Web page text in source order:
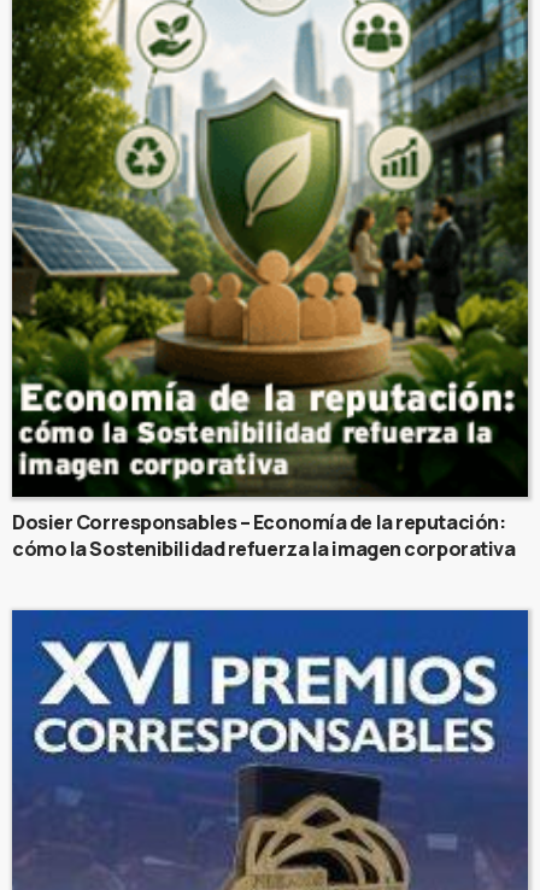
Dosier Corresponsables – Economía de la reputación:
cómo la Sostenibilidad refuerza la imagen corporativa